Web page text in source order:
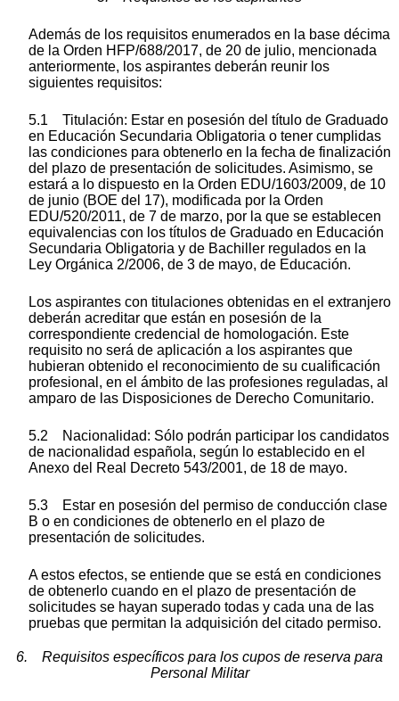
Además de los requisitos enumerados en la base décima
de la Orden HFP/688/2017, de 20 de julio, mencionada
anteriormente, los aspirantes deberán reunir los
siguientes requisitos:
5.1 Titulación: Estar en posesión del título de Graduado
en Educación Secundaria Obligatoria o tener cumplidas
las condiciones para obtenerlo en la fecha de finalización
del plazo de presentación de solicitudes. Asimismo, se
estará a lo dispuesto en la Orden EDU/1603/2009, de 10
de junio (BOE del 17), modificada por la Orden
EDU/520/2011, de 7 de marzo, por la que se establecen
equivalencias con los títulos de Graduado en Educación
Secundaria Obligatoria y de Bachiller regulados en la
Ley Orgánica 2/2006, de 3 de mayo, de Educación.
Los aspirantes con titulaciones obtenidas en el extranjero
deberán acreditar que están en posesión de la
correspondiente credencial de homologación. Este
requisito no será de aplicación a los aspirantes que
hubieran obtenido el reconocimiento de su cualificación
profesional, en el ámbito de las profesiones reguladas, al
amparo de las Disposiciones de Derecho Comunitario.
5.2 Nacionalidad: Sólo podrán participar los candidatos
de nacionalidad española, según lo establecido en el
Anexo del Real Decreto 543/2001, de 18 de mayo.
5.3 Estar en posesión del permiso de conducción clase
B o en condiciones de obtenerlo en el plazo de
presentación de solicitudes.
A estos efectos, se entiende que se está en condiciones
de obtenerlo cuando en el plazo de presentación de
solicitudes se hayan superado todas y cada una de las
pruebas que permitan la adquisición del citado permiso.
6. Requisitos específicos para los cupos de reserva para
Personal Militar